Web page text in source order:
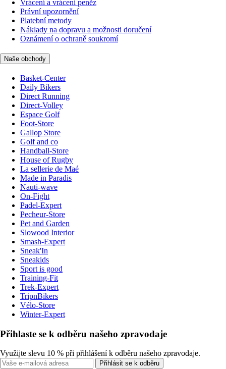
Vrácení a vrácení peněz
Právní upozornění
Platební metody
Náklady na dopravu a možnosti doručení
Oznámení o ochraně soukromí
Naše obchody
Basket-Center
Daily Bikers
Direct Running
Direct-Volley
Espace Golf
Foot-Store
Gallop Store
Golf and co
Handball-Store
House of Rugby
La sellerie de Maé
Made in Paradis
Nauti-wave
On-Fight
Padel-Expert
Pecheur-Store
Pet and Garden
Slowood Interior
Smash-Expert
Sneak'In
Sneakids
Sport is good
Training-Fit
Trek-Expert
TripnBikers
Vélo-Store
Winter-Expert
Přihlaste se k odběru našeho zpravodaje
Využijte slevu 10 % při přihlášení k odběru našeho zpravodaje.
Přihlásit se k odběru